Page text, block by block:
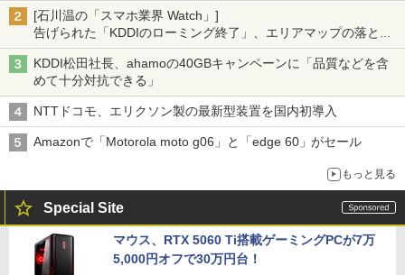
[石川温の「スマホ業界 Watch」]
告げられた「KDDIのローミング終了」、エリアマップの落とし
穴と楽天モバイルの課題
KDDI松田社長、ahamoの40GBキャンペーンに「品質などを含
めて十分対抗できる」
NTTドコモ、エリクソン製の最新型装置を国内初導入
Amazonで「Motorola moto g06」と「edge 60」がセール
もっと見る
Special Site
マウス、RTX 5060 Ti搭載ゲーミングPCが7万
5,000円オフで30万円台！